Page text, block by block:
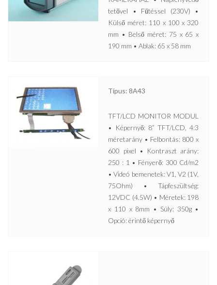
tetővel • Fűtéssel (230V) •
Külső méret: 110 x 100 x 320
mm • Belső méret: 75 x 65 x
190 mm • Ablak: 65 x 58 mm
Típus: 8A43
TFT/LCD MONITOR MODUL
• Képernyő: 8” TFT/LCD, 4:3
méretarány • Felbontás: 800 x
600 pixel • Kontraszt arány:
250 : 1 • Fényerő: 300 Cd/m2
• Videó bemenetek: V1, V2 (1V,
75Ohm) • Tápfeszültség:
12VDC (4.5W) • Méretek: 198
x 110 x 8mm • Súly: 350g •
Opció: érintő képernyő